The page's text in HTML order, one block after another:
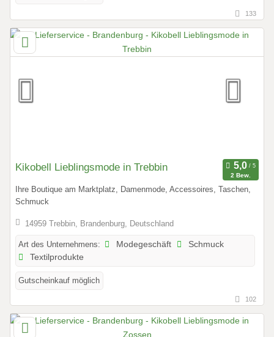
133
Kikobell Lieblingsmode in Trebbin
2 Bew.
Ihre Boutique am Marktplatz, Damenmode, Accessoires, Taschen,
Schmuck
14959 Trebbin, Brandenburg, Deutschland
Art des Unternehmens: Modegeschäft
Schmuck
Textilprodukte
Gutscheinkauf möglich
102